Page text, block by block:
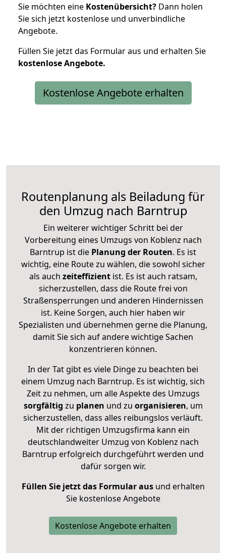
Sie möchten eine Kostenübersicht? Dann holen
Sie sich jetzt kostenlose und unverbindliche
Angebote.
Füllen Sie jetzt das Formular aus und erhalten Sie
kostenloseAngebote.
Kostenlose Angebote erhalten
Routenplanung als Beiladung für
den Umzug nach Barntrup
Ein weiterer wichtiger Schritt bei der
Vorbereitung eines Umzugs von Koblenz nach
Barntrup ist die Planung der Routen. Es ist
wichtig, eine Route zu wählen, die sowohl sicher
als auch zeiteffizientist. Es ist auch ratsam,
sicherzustellen, dass die Route frei von
Straßensperrungen und anderen Hindernissen
ist. Keine Sorgen, auch hier haben wir
Spezialisten und übernehmen gerne die Planung,
damit Sie sich auf andere wichtige Sachen
konzentrieren können.
In der Tat gibt es viele Dinge zu beachten bei
einem Umzug nach Barntrup. Es ist wichtig, sich
Zeit zu nehmen, um alle Aspekte des Umzugs
sorgfältig zu planen und zu organisieren, um
sicherzustellen, dass alles reibungslos verläuft.
Mit der richtigen Umzugsfirma kann ein
deutschlandweiter Umzug von Koblenz nach
Barntrup erfolgreich durchgeführt werden und
dafür sorgen wir.
Füllen Sie jetzt das Formular ausund erhalten
Sie kostenlose Angebote
Kostenlose Angebote erhalten